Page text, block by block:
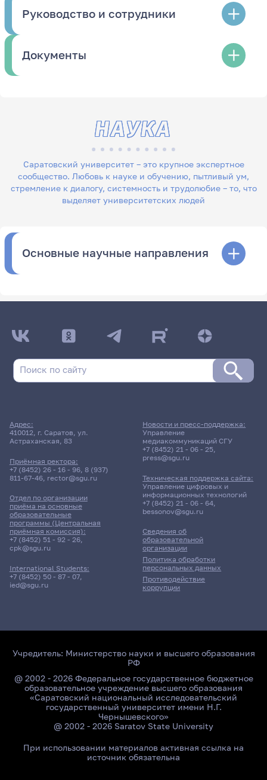
Руководство и сотрудники
Документы
Саратовский университет – это крупное экспертное
сообщество. Любовь к науке и обучению, пытливый ум,
стремление к диалогу, системность и трудолюбие – то, что
выделяет университетских людей
НАУКА
Основные научные направления
Адрес:
410012, г. Саратов, ул.
Астраханская, 83
Приёмная ректора:
+7 (8452) 26 - 16 - 96, 8 (937)
811-67-46, rector@sgu.ru
Отдел по организации
приёма на основные
образовательные
программы (Центральная
приёмная комиссия):
+7 (8452) 51 - 92 - 26,
cpk@sgu.ru
International Students:
+7 (8452) 50 - 87 - 07,
ied@sgu.ru
Сведения об
образовательной
организации
Политика обработки
персональных данных
Противодействие
коррупции
Новости и пресс-поддержка:
Управление
медиакоммуникаций СГУ
+7 (8452) 21 - 06 - 25,
press@sgu.ru
Техническая поддержка сайта:
Управление цифровых и
информационных технологий
+7 (8452) 21 - 06 - 64,
bessonov@sgu.ru
Учредитель: Министерство науки и высшего образования
РФ
@ 2002 - 2026 Федеральное государственное бюджетное
образовательное учреждение высшего образования
«Саратовский национальный исследовательский
государственный университет имени Н.Г.
Чернышевского»
@ 2002 - 2026 Saratov State University
При использовании материалов активная ссылка на
источник обязательна